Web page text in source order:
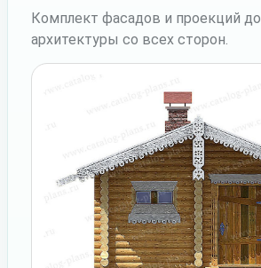
Комплект фасадов и проекций
архитектуры со всех сторон.